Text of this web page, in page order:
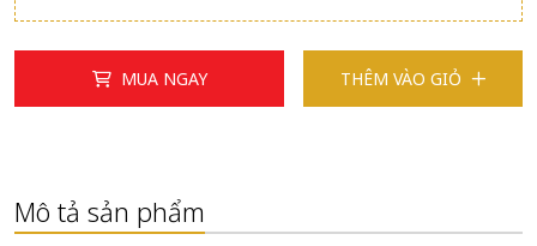
MUA NGAY THÊM VÀO GIỎ
Mô tả sản phẩm